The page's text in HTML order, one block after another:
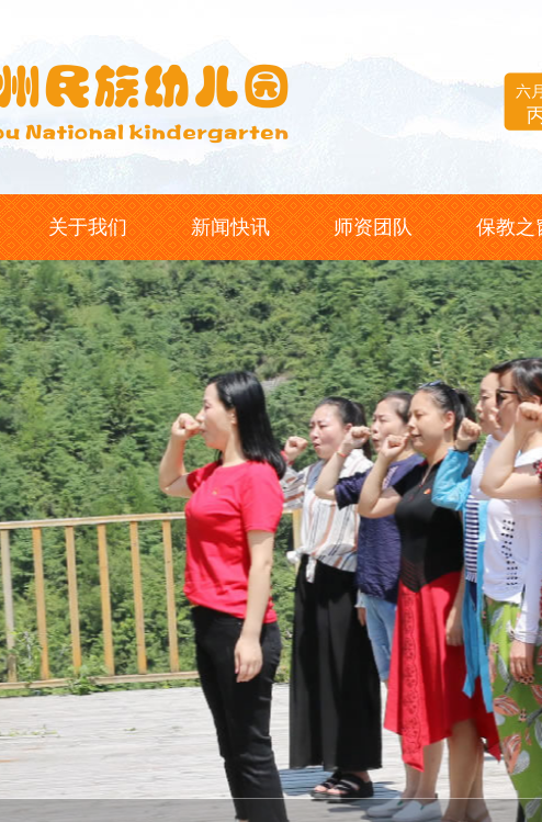
六
关于我们 新闻快讯 师资团队 保教之